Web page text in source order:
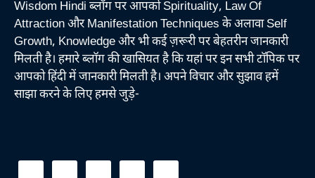
Wisdom Hindi ब्लॉग पर आपको Spirituality, Law Of
Attraction और Manifestation Techniques के अलावा Self
Growth, Knowledge और भी कई ज़रूरी पर बेहतरीन जानकारी
मिलती है। हमारे ब्लॉग की खासियत है कि यहां पर इन सभी टॉपिक पर
आपको हिंदी में जानकारी मिलती है। अपने विचार और सुझाव हमें
साझा करने के लिए हमसे जुड़े-